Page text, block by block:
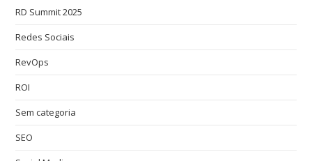
RD Summit 2025
Redes Sociais
RevOps
ROI
Sem categoria
SEO